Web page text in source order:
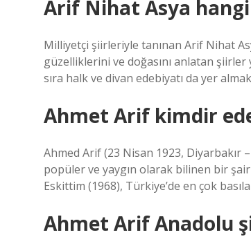
Arif Nihat Asya
Milliyetçi şiirleriyle tanınan Arif Nihat
güzelliklerini ve doğasını anlatan şiirler
sıra halk ve divan edebiyatı da yer
Ahmet Arif kimdir
Ahmed Arif (23 Nisan 1923, Diyarbakır
popüler ve yaygın olarak bilinen bir
Eskittim (1968), Türkiye’de en çok
Ahmet Arif Anadolu